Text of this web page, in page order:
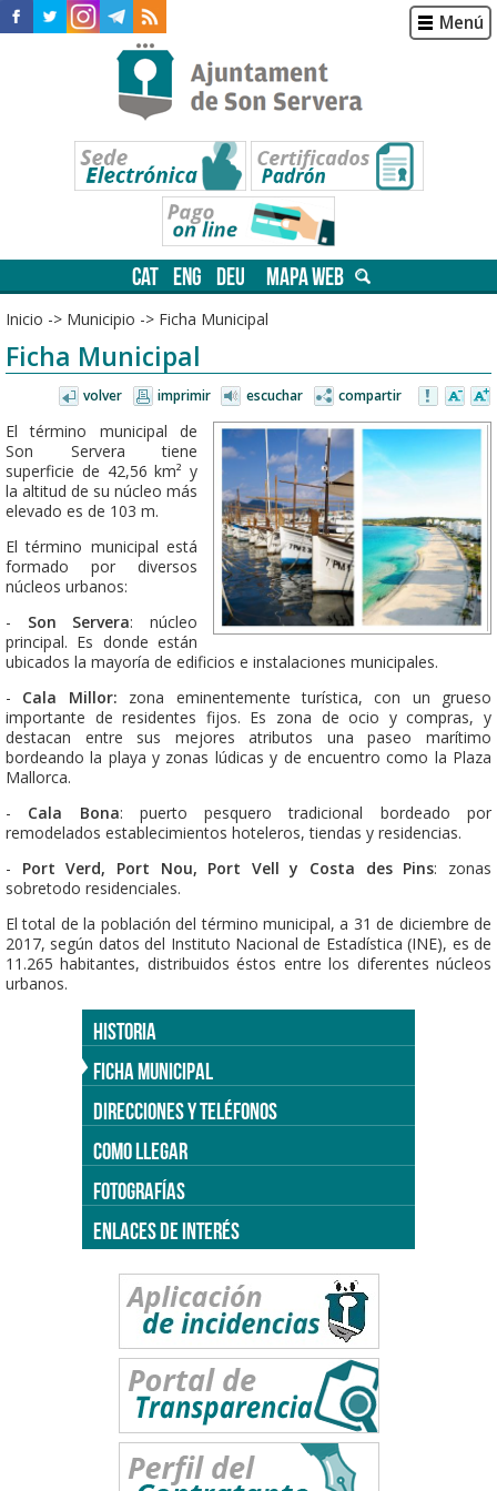
Menú
CAT ENG DEU MAPA WEB
Inicio -> Municipio -> Ficha Municipal
Ficha Municipal
volver imprimir escuchar compartir
El término municipal de
Son Servera tiene
superficie de 42,56 km² y
la altitud de su núcleo más
elevado es de 103 m.
El término municipal está
formado por diversos
núcleos urbanos:
- Son Servera: núcleo
principal. Es donde están
ubicados la mayoría de edificios e instalaciones municipales.
- Cala Millor: zona eminentemente turística, con un grueso
importante de residentes fijos. Es zona de ocio y compras, y
destacan entre sus mejores atributos una paseo marítimo
bordeando la playa y zonas lúdicas y de encuentro como la Plaza
Mallorca.
- Cala Bona: puerto pesquero tradicional bordeado por
remodelados establecimientos hoteleros, tiendas y residencias.
- Port Verd, Port Nou, Port Vell y Costa des Pins: zonas
sobretodo residenciales.
El total de la población del término municipal, a 31 de diciembre de
2017, según datos del Instituto Nacional de Estadística (INE), es de
11.265 habitantes, distribuidos éstos entre los diferentes núcleos
urbanos.
HISTORIA
FICHA MUNICIPAL
DIRECCIONES Y TELÉFONOS
COMO LLEGAR
FOTOGRAFÍAS
ENLACES DE INTERÉS